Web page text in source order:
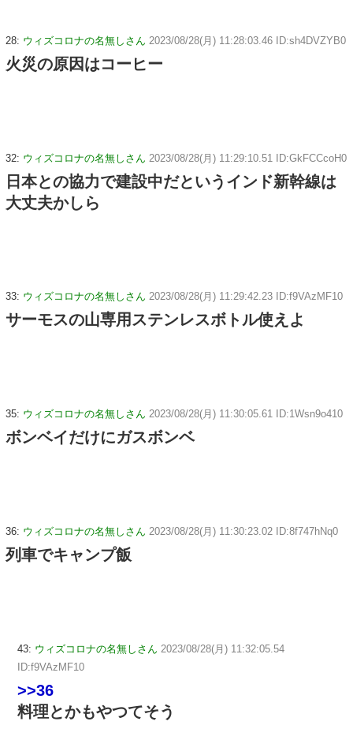
28: ウィズコロナの名無しさん 2023/08/28(月) 11:28:03.46 ID:sh4DVZYB0
火災の原因はコーヒー
32: ウィズコロナの名無しさん 2023/08/28(月) 11:29:10.51 ID:GkFCCcoH0
日本との協力で建設中だというインド新幹線は
大丈夫かしら
33: ウィズコロナの名無しさん 2023/08/28(月) 11:29:42.23 ID:f9VAzMF10
サーモスの山専用ステンレスボトル使えよ
35: ウィズコロナの名無しさん 2023/08/28(月) 11:30:05.61 ID:1Wsn9o410
ボンベイだけにガスボンベ
36: ウィズコロナの名無しさん 2023/08/28(月) 11:30:23.02 ID:8f747hNq0
列車でキャンプ飯
43: ウィズコロナの名無しさん 2023/08/28(月) 11:32:05.54
ID:f9VAzMF10
>>36
料理とかもやつてそう